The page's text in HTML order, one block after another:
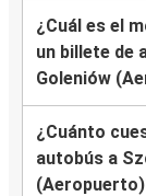
¿Cuál es el
un billete de
Goleniów
¿Cuánto
autobús a